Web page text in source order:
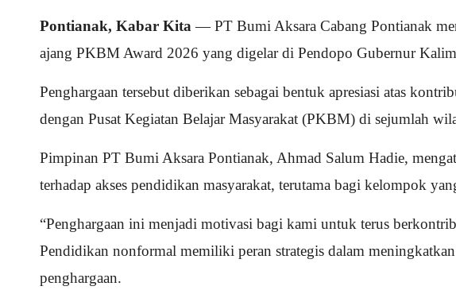
Pontianak, Kabar Kita — PT Bumi Aksara Cabang Pontianak
ajang PKBM Award 2026 yang digelar di Pendopo Gubernur
Penghargaan tersebut diberikan sebagai bentuk apresiasi atas
dengan Pusat Kegiatan Belajar Masyarakat (PKBM) di sejumlah
Pimpinan PT Bumi Aksara Pontianak, Ahmad Salum Hadie,
terhadap akses pendidikan masyarakat, terutama bagi kelompok
“Penghargaan ini menjadi motivasi bagi kami untuk terus
Pendidikan nonformal memiliki peran strategis dalam
penghargaan.